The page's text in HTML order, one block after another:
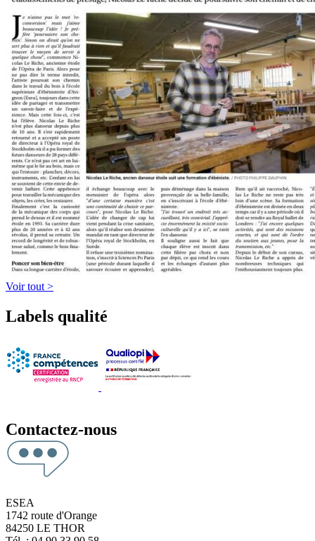
Voir tout >
Labels qualité
Contactez-nous
ESEA
1742 route d'Orange
84250 LE THOR